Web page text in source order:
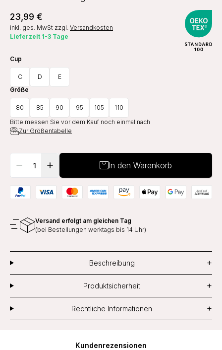
23,99 €
inkl. ges. MwSt zzgl. Versandkosten
Lieferzeit 1-3 Tage
Cup
C D
E
Größe
80 85 90 95 105
110
Bitte messen Sie vor dem Kauf noch einmal nach
Zur Größentabelle
In den Warenkorb
Versand erfolgt am gleichen Tag
(bei Bestellungen werktags bis 14 Uhr)
Beschreibung +
Produktsicherheit +
Rechtliche Informationen +
Kundenrezensionen